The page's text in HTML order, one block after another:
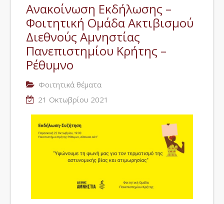
Ανακοίνωση Εκδήλωσης –
Φοιτητική Ομάδα Ακτιβισμού
Διεθνούς Αμνηστίας
Πανεπιστημίου Κρήτης –
Ρέθυμνο
Φοιτητικά θέματα
21 Οκτωβρίου 2021